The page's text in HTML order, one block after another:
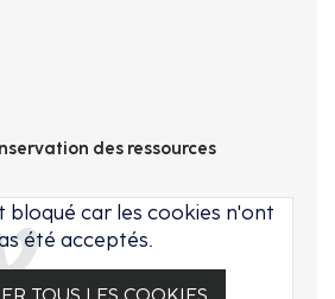
des ressources
bloqué car les cookies n'ont
été acceptés.